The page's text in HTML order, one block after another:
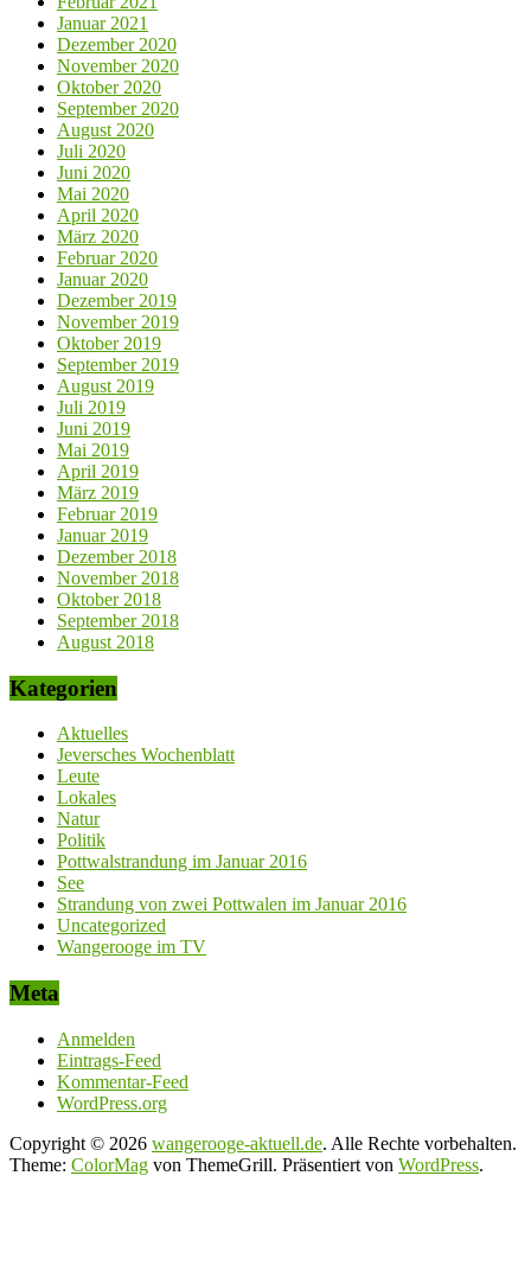
Januar 2021
Dezember 2020
November 2020
Oktober 2020
September 2020
August 2020
Juli 2020
Juni 2020
Mai 2020
April 2020
März 2020
Februar 2020
Januar 2020
Dezember 2019
November 2019
Oktober 2019
September 2019
August 2019
Juli 2019
Juni 2019
Mai 2019
April 2019
März 2019
Februar 2019
Januar 2019
Dezember 2018
November 2018
Oktober 2018
September 2018
August 2018
Kategorien
Aktuelles
Jeversches Wochenblatt
Leute
Lokales
Natur
Politik
Pottwalstrandung im Januar 2016
See
Strandung von zwei Pottwalen im Januar 2016
Uncategorized
Wangerooge im TV
Meta
Anmelden
Eintrags-Feed
Kommentar-Feed
WordPress.org
Copyright © 2026 wangerooge-aktuell.de. Alle Rechte vorbehalten.
Theme: ColorMag von ThemeGrill. Präsentiert von WordPress.